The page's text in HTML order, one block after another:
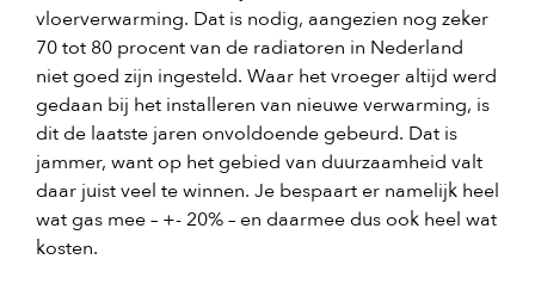
vloerverwarming. Dat is nodig, aangezien nog zeker
70 tot 80 procent van de radiatoren in Nederland
niet goed zijn ingesteld. Waar het vroeger altijd werd
gedaan bij het installeren van nieuwe verwarming, is
dit de laatste jaren onvoldoende gebeurd. Dat is
jammer, want op het gebied van duurzaamheid valt
daar juist veel te winnen. Je bespaart er namelijk heel
wat gas mee – +- 20% – en daarmee dus ook heel wat
kosten.